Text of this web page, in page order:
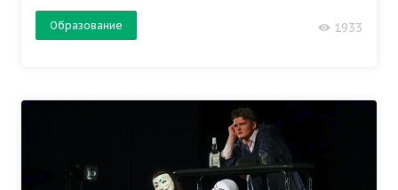
Образование 1933